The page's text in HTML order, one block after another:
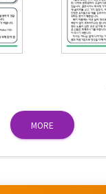
MORE